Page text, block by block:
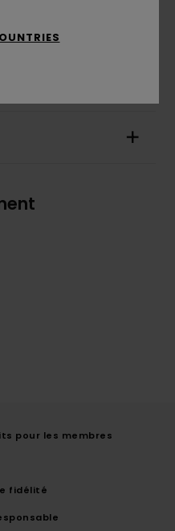
100% bois
pour les membres
fidélité